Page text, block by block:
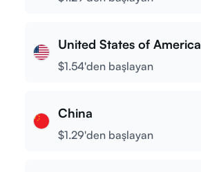
Kayıt Ol
United States of America
$1.54'den başlayan
China
$1.29'den başlayan